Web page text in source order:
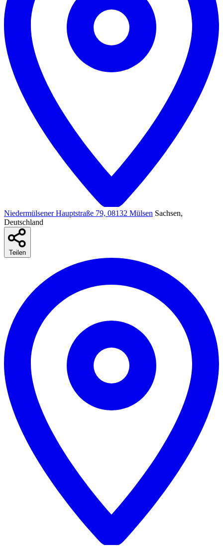
Niedermülsener Hauptstraße 79, 08132 Mülsen Sachsen,
Deutschland
Teilen